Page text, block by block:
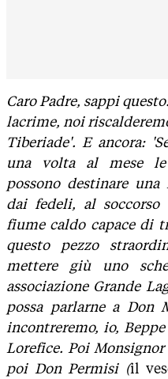
Caro Padre, sappi
lacrime, noi
Tiberiade'. E ancora:
una volta al mese le
possono destinare
dai fedeli, al
fiume caldo capace di
questo pezzo
mettere giù uno
associazione Grande
possa parlarne a Don
incontreremo, io,
Lorefice. Poi Monsignor
poi Don Permisi (il